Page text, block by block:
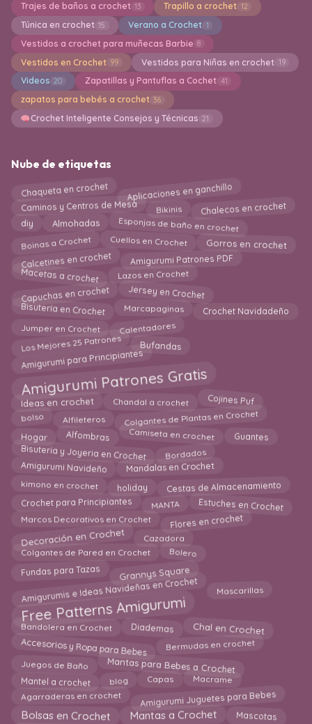
Trajes de baños a crochet 13 Trapillo a crochet 12
Túnica en crochet 15 Verano a Crochet 1
Vestidos a crochet para muñecas Barbie 8
Vestidos en Crochet 99 Vestidos para Niñas en crochet 19
Videos 20 Zapatillas y Pantuflas a Cochet 41
zapatos para bebés a crochet 36
Crochet Inteligente Consejos y Técnicas 21
Nube de etiquetas
Chaqueta en crochet Aplicaciones en ganchillo
Caminos y Centros de Mesa Bikinis Chalecos en crochet
diy Almohadas Esponjas de baño en crochet
Boinas a Crochet Cuellos en Crochet Gorros en crochet
Calcetines en crochet Amigurumi Patrones PDF
Macetas a crochet Lazos en Crochet
Capuchas en crochet Jersey en Crochet
Bisutería en Crochet Marcapaginas Crochet Navidadeño
Jumper en Crochet Calentadores
Los Mejores 25 Patrones Bufandas
Amigurumi para Principiantes
Amigurumi Patrones Gratis
Ideas en crochet Chandal a crochet Cojines Puf
bolso Alfileteros Colgantes de Plantas en Crochet
Hogar Alfombras Camiseta en crochet Guantes
Bisuteria y Joyeria en Crochet Bordados
Amigurumi Navideño Mandalas en Crochet
kimono en crochet holiday Cestas de Almacenamiento
Crochet para Principiantes MANTA Estuches en Crochet
Marcos Decorativos en Crochet Flores en crochet
Decoración en Crochet
Cazadora
Colgantes de Pared en Crochet
Bolero
Fundas para Tazas Grannys Square
Amigurumis e Ideas Navideñas en Crochet Mascarillas
Free Patterns Amigurumi
Bandolera en Crochet Diademas Chal en Crochet
Accesorios y Ropa para Bebes Bermudas en crochet
Juegos de Baño Mantas para Bebes a Crochet
Mantel a crochet blog Capas Macrame
Agarraderas en crochet Amigurumi Juguetes para Bebes
Bolsas en Crochet Mantas a Crochet Mascotas